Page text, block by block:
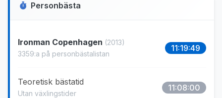
Personbästa
Ironman Copenhagen (2013)
3359:a på personbästalistan
11:19:49
Teoretisk bästatid
Utan växlingstider
11:08:00